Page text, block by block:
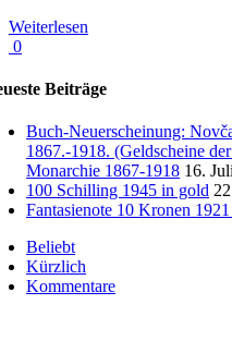
Weiterlesen
0
Beiträge
Buch-Neuerscheinung:
1867.-1918. (Geldscheine
Monarchie 1867-1918 16.
100 Schilling 1945 in gold
Fantasienote 10 Kronen
Beliebt
Kürzlich
Kommentare